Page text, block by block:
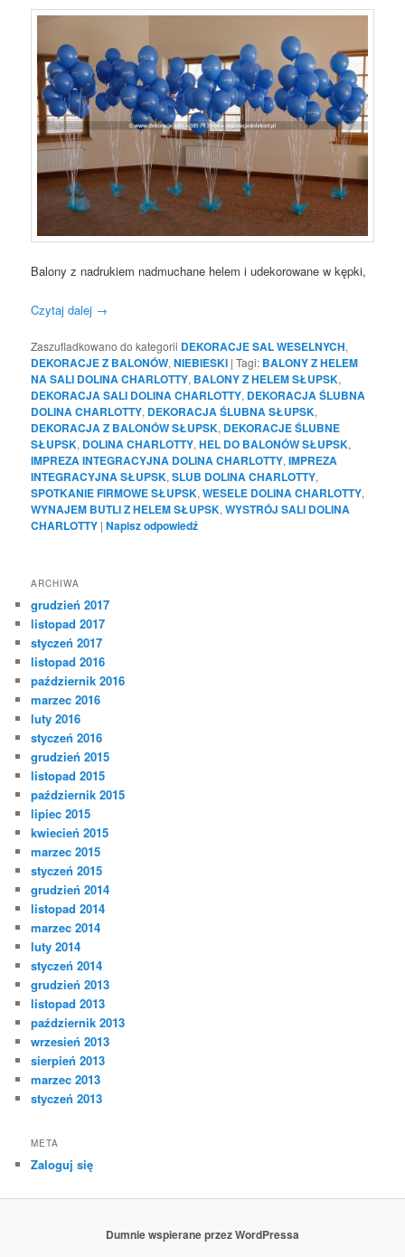
Balony z nadrukiem nadmuchane helem i udekorowane w kępki,
Czytaj dalej →
Zaszufladkowano do kategorii DEKORACJE SAL WESELNYCH,
DEKORACJE Z BALONÓW,NIEBIESKI |Tagi: BALONY Z HELEM
NA SALI DOLINA CHARLOTTY, BALONY Z HELEM SŁUPSK,
DEKORACJA SALI DOLINA CHARLOTTY, DEKORACJA ŚLUBNA
DOLINA CHARLOTTY, DEKORACJA ŚLUBNA SŁUPSK,
DEKORACJA Z BALONÓW SŁUPSK, DEKORACJE ŚLUBNE
SŁUPSK, DOLINA CHARLOTTY,HEL DO BALONÓW SŁUPSK,
IMPREZA INTEGRACYJNA DOLINA CHARLOTTY,IMPREZA
INTEGRACYJNA SŁUPSK,SLUB DOLINA CHARLOTTY,
SPOTKANIE FIRMOWE SŁUPSK,WESELE DOLINA CHARLOTTY,
WYNAJEM BUTLI Z HELEM SŁUPSK,WYSTRÓJ SALI DOLINA
CHARLOTTY |Napisz odpowiedź
ARCHIWA
grudzień 2017
listopad 2017
styczeń 2017
listopad 2016
październik 2016
marzec 2016
luty 2016
styczeń 2016
grudzień 2015
listopad 2015
październik 2015
lipiec 2015
kwiecień 2015
marzec 2015
styczeń 2015
grudzień 2014
listopad 2014
marzec 2014
luty 2014
styczeń 2014
grudzień 2013
listopad 2013
październik 2013
wrzesień 2013
sierpień 2013
marzec 2013
styczeń 2013
META
Zaloguj się
Dumnie wspierane przez WordPressa